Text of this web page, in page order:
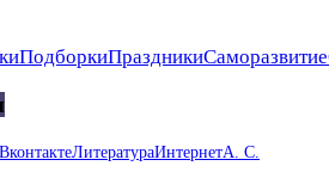
ПодборкиПраздникиСаморазвитие
ВконтактеЛитератураИнтернетА. С.